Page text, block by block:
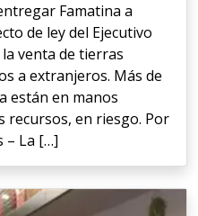
Famatina a
de ley del Ejecutivo
venta de tierras
a extranjeros. Más de
están en manos
recursos, en riesgo. Por
– La […]